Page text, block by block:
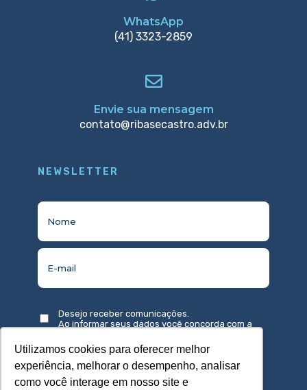
Utilizamos cookies para oferecer melhor
experiência, melhorar o desempenho, analisar
como você interage em nosso site e
WhatsApp
(41) 3323-2859
Envie sua mensagem
contato@ribasecastro.adv.br
NEWSLETTER
Desejo receber comunicações.
Ao informar seus dados você concorda com a